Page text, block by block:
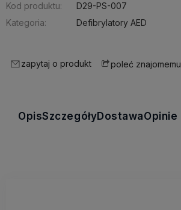
Kod produktu:
D29-PS-007
Kategoria:
Defibrylatory AED
zapytaj o produkt poleć znajomemu
OpisSzczegółyDostawaOpinie